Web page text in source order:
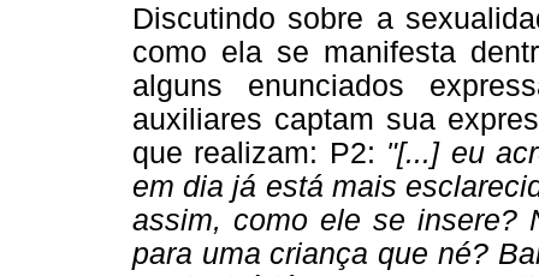
Discutindo sobre a
como ela se manifesta
alguns enunciados
auxiliares captam sua
que realizam: P2: "[...] eu
em dia já está mais
assim, como ele se insere?
para uma criança que né?